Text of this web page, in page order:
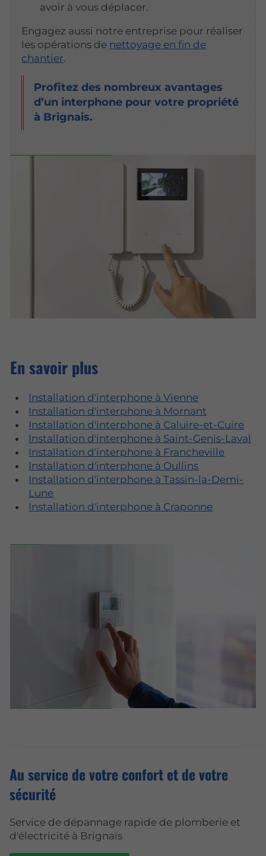
avoir à vous déplacer.
Engagez aussi notre entreprise pour réaliser
les opérations de nettoyage en fin de
chantier.
Profitez des nombreux avantages
d’un interphone pour votre propriété
à Brignais.
En savoir plus
Installation d'interphone à Vienne
Installation d'interphone à Mornant
Installation d'interphone à Caluire-et-Cuire
Installation d'interphone à Saint-Genis-Laval
Installation d'interphone à Francheville
Installation d'interphone à Oullins
Installation d'interphone à Tassin-la-Demi-
Lune
Installation d'interphone à Craponne
Au service de votre confort et de votre
sécurité
Service de dépannage rapide de plomberie et
d'électricité à Brignais